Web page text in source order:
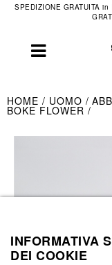
SPEDIZIONE GRATUITA
HOME UOMO
BOKE FLOWER
INFORMATIVA
DEI COOKIE